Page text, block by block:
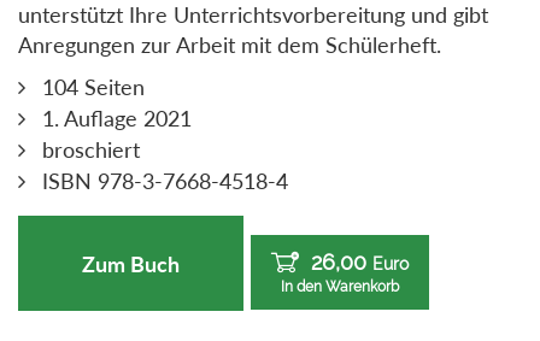
unterstützt Ihre Unterrichtsvorbereitung und gibt
Anregungen zur Arbeit mit dem Schülerheft.
104 Seiten
1. Auflage 2021
broschiert
ISBN 978-3-7668-4518-4
Zum Buch 26,00 Euro
In den Warenkorb